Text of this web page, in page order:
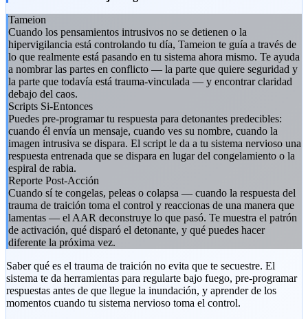
Tameion
Cuando los pensamientos intrusivos no se detienen o la
hipervigilancia está controlando tu día, Tameion te guía a través de
lo que realmente está pasando en tu sistema ahora mismo. Te ayuda
a nombrar las partes en conflicto — la parte que quiere seguridad y
la parte que todavía está trauma-vinculada — y encontrar claridad
debajo del caos.
Scripts Si-Entonces
Puedes pre-programar tu respuesta para detonantes predecibles:
cuando él envía un mensaje, cuando ves su nombre, cuando la
imagen intrusiva se dispara. El script le da a tu sistema nervioso una
respuesta entrenada que se dispara en lugar del congelamiento o la
espiral de rabia.
Reporte Post-Acción
Cuando sí te congelas, peleas o colapsa — cuando la respuesta del
trauma de traición toma el control y reaccionas de una manera que
lamentas — el AAR deconstruye lo que pasó. Te muestra el patrón
de activación, qué disparó el detonante, y qué puedes hacer
diferente la próxima vez.
Saber qué es el trauma de traición no evita que te secuestre. El
sistema te da herramientas para regularte bajo fuego, pre-programar
respuestas antes de que llegue la inundación, y aprender de los
momentos cuando tu sistema nervioso toma el control.